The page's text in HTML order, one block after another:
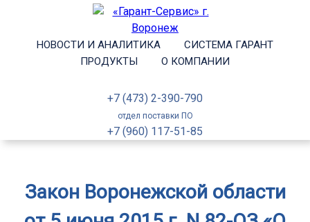
НОВОСТИ И АНАЛИТИКА
СИСТЕМА ГАРАНТ
ПРОДУКТЫ
О КОМПАНИИ
+7 (473) 2-390-790
отдел поставки ПО
+7 (960) 117-51-85
Закон Воронежской области